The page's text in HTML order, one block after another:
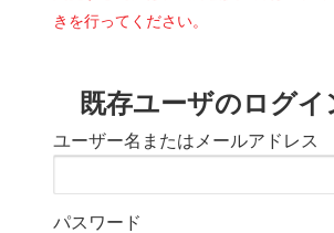
きを行ってください。
既存ユーザのログイ
ユーザー名またはメールアドレス
パスワード